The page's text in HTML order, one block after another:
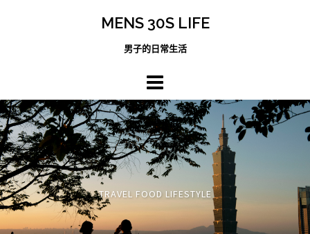
MENS 30S LIFE
男子的日常生活
TRAVEL FOOD LIFESTYLE